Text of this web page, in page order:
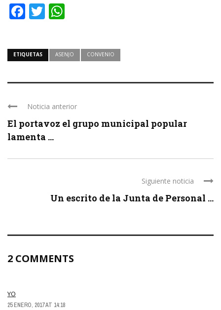
Facebook
Twitter
ETIQUETAS ASENJO CONVENIO
Noticia anterior
El portavoz el grupo municipal popular
lamenta ...
Siguiente noticia
Un escrito de la Junta de Personal ...
2 COMMENTS
YO
25 ENERO, 2017 AT 14:18